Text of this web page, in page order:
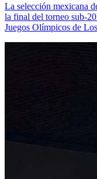
La selección mexicana
la final del torneo sub-
Juegos Olímpicos de